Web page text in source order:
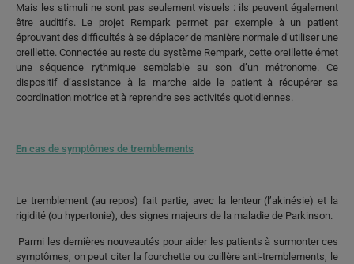
Mais les stimuli ne sont pas seulement visuels : ils peuvent également
être auditifs. Le projet Rempark permet par exemple à un patient
éprouvant des difficultés à se déplacer de manière normale d’utiliser une
oreillette. Connectée au reste du système Rempark, cette oreillette émet
une séquence rythmique semblable au son d’un métronome. Ce
dispositif d’assistance à la marche aide le patient à récupérer sa
coordination motrice et à reprendre ses activités quotidiennes.
En cas de symptômes de tremblements
Le tremblement (au repos) fait partie, avec la lenteur (l’akinésie) et la
rigidité (ou hypertonie), des signes majeurs de la maladie de Parkinson.
Parmi les dernières nouveautés pour aider les patients à surmonter ces
symptômes, on peut citer la fourchette ou cuillère anti-tremblements, le